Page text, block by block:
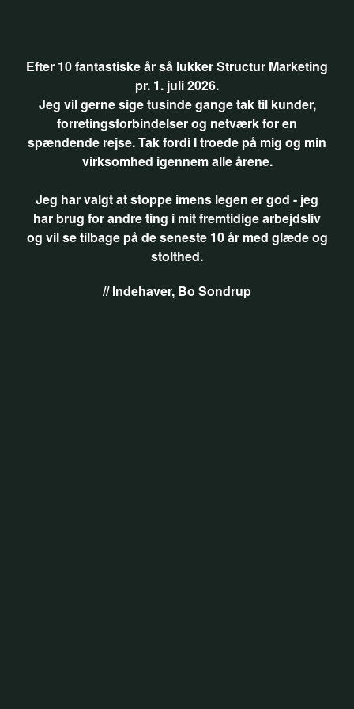
Efter 10 fantastiske år så lukker Structur Marketing
pr. 1. juli 2026.
Jeg vil gerne sige tusinde gange tak til kunder,
forretingsforbindelser og netværk for en
spændende rejse. Tak fordi I troede på mig og min
virksomhed igennem alle årene.
Jeg har valgt at stoppe imens legen er god - jeg
har brug for andre ting i mit fremtidige arbejdsliv
og vil se tilbage på de seneste 10 år med glæde og
stolthed.
// Indehaver, Bo Sondrup